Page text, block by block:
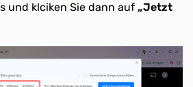
und klciken Sie dann auf „Jetzt